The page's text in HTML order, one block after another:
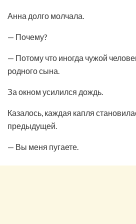
Анна долго молчала.
— Почему?
— Потому что иногда чужой
родного сына.
За окном усилился дождь.
Казалось, каждая капля
предыдущей.
— Вы меня пугаете.